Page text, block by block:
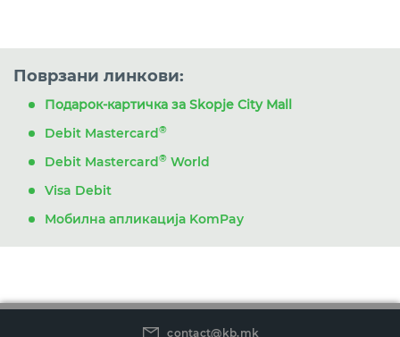
Поврзани линкови:
Подарок-картичка за Skopje City Mall
Debit Mastercard®
Debit Mastercard® World
Visa Debit
Мобилна апликација KomPay
contact@kb.mk